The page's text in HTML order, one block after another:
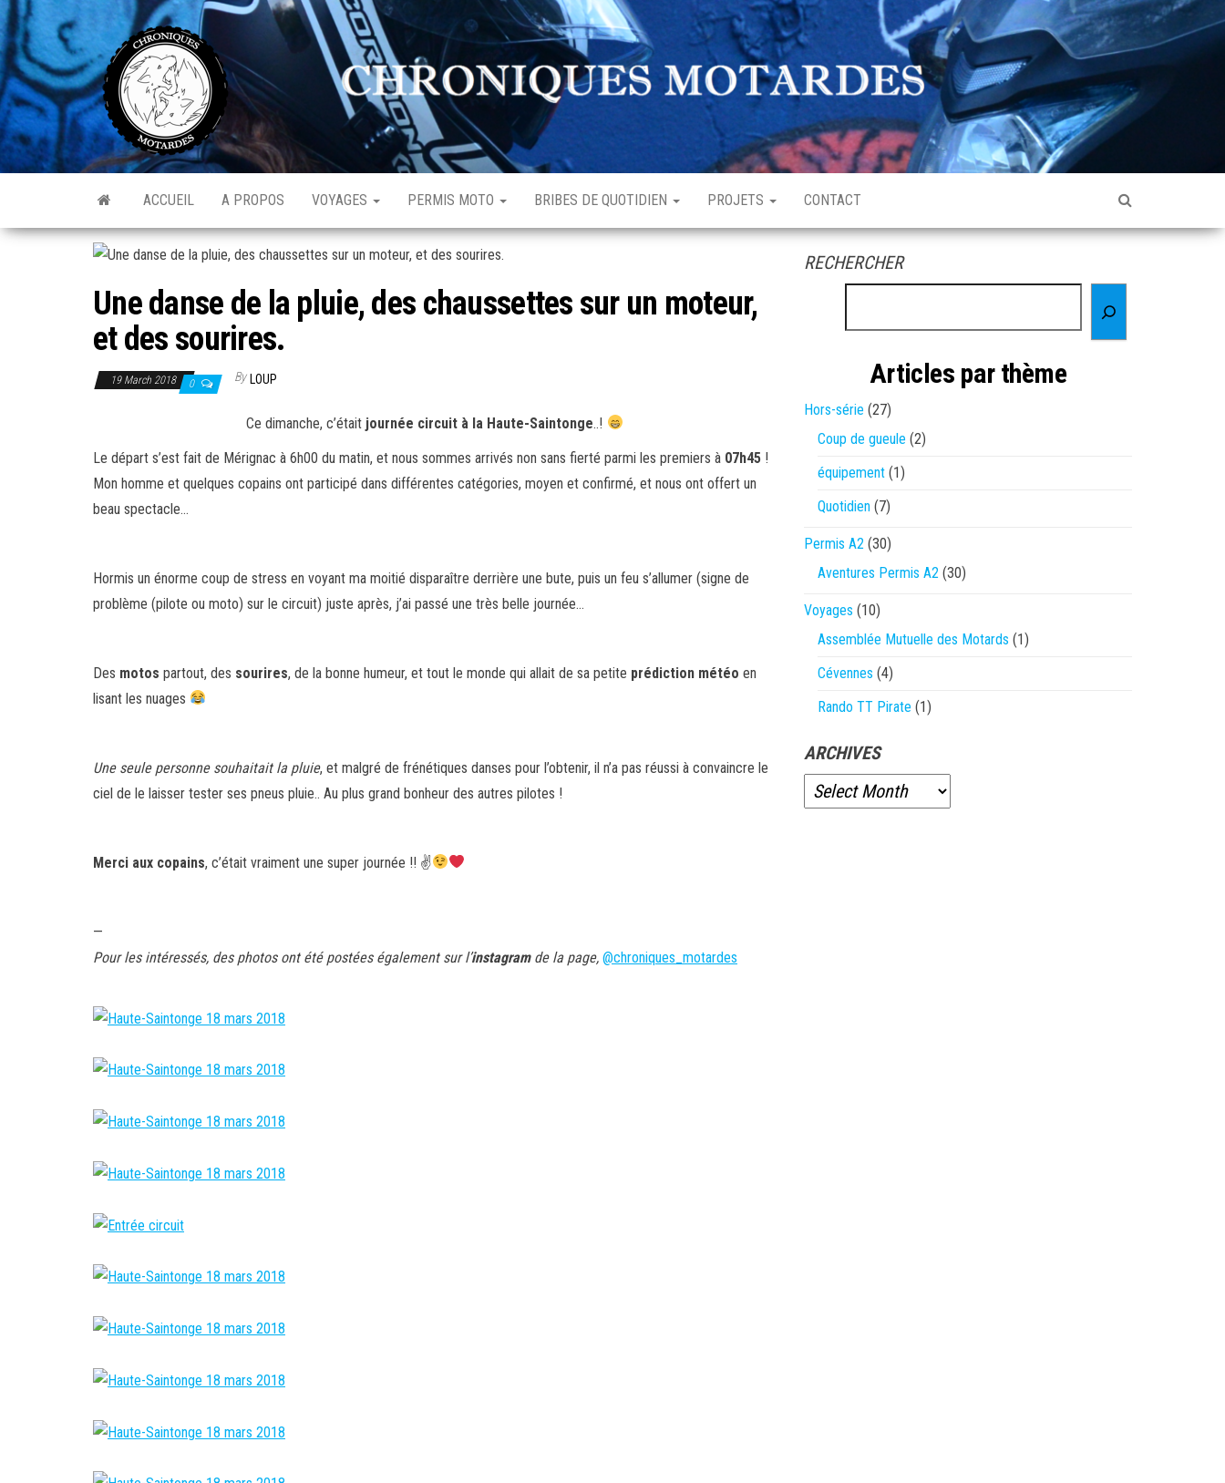
Skip
to
the
content
Chroniques
Motardes
Aventurière
de
l'ordinaire
ACCUEIL A PROPOS VOYAGES PERMIS MOTO BRIBES DE QUOTIDIEN PROJETS CONTACT
Une danse de la pluie, des chaussettes sur un moteur,
et des sourires.
19 March 2018 0 By LOUP
Ce dimanche, c’était journée circuit à la Haute-Saintonge..!
Le départ s’est fait de Mérignac à 6h00 du matin, et nous sommes arrivés non sans fierté parmi les premiers à 07h45 !
Mon homme et quelques copains ont participé dans différentes catégories, moyen et confirmé, et nous ont offert un
beau spectacle…
Hormis un énorme coup de stress en voyant ma moitié disparaître derrière une bute, puis un feu s’allumer (signe de
problème (pilote ou moto) sur le circuit) juste après, j’ai passé une très belle journée…
Des motos partout, des sourires, de la bonne humeur, et tout le monde qui allait de sa petite prédiction météo en
lisant les nuages
Une seule personne souhaitait la pluie, et malgré de frénétiques danses pour l’obtenir, il n’a pas réussi à convaincre le
ciel de le laisser tester ses pneus pluie.. Au plus grand bonheur des autres pilotes !
Merci aux copains, c’était vraiment une super journée !! ✌
—
Pour les intéressés, des photos ont été postées également sur l’instagramde la page, @chroniques_motardes
RECHERCHER
Articles par thème
Hors-série (27)
Coup de gueule (2)
équipement (1)
Quotidien (7)
Permis A2 (30)
Aventures Permis A2 (30)
Voyages (10)
Assemblée Mutuelle des Motards (1)
Cévennes (4)
Rando TT Pirate (1)
ARCHIVES